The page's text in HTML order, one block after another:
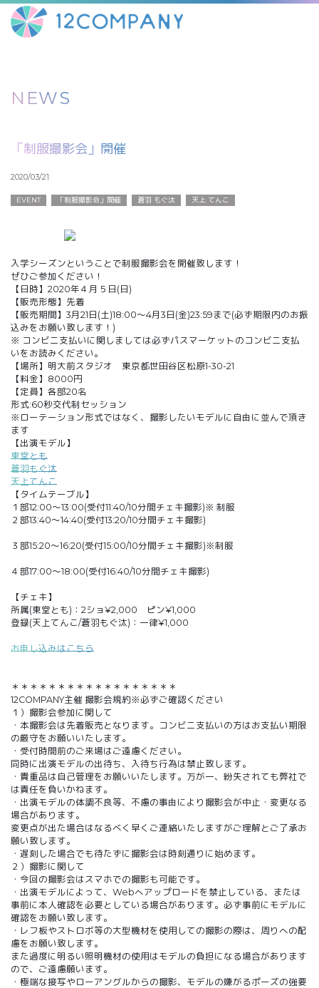
NEWS
「制服撮影会」開催
2020/03/21
EVENT 「制服撮影会」開催 蒼羽 もぐ汰 天上 てんこ
入学シーズンということで制服撮影会を開催致します！
ぜひご参加ください！
【日時】2020年４月５日(日)
【販売形態】先着
【販売期間】3月21日(土)18:00～4月3日(金)23:59まで(必ず期限内のお振
込みをお願い致します！)
※ コンビニ支払いに関しましては必ずパスマーケットのコンビニ支払
いをお読みください。
【場所】明大前スタジオ 東京都世田谷区松原1-30-21
【料金】8000円
【定員】各部20名
形式:60秒交代制セッション
※ローテーション形式ではなく、撮影したいモデルに自由に並んで頂き
ます
【出演モデル】
東堂とも
蒼羽もぐ汰
天上てんこ
【タイムテーブル】
１部12:00～13:00(受付11:40/10分間チェキ撮影)※ 制服
２部13:40～14:40(受付13:20/10分間チェキ撮影)
３部15:20～16:20(受付15:00/10分間チェキ撮影)※制服
４部17:00～18:00(受付16:40/10分間チェキ撮影)
【チェキ】
所属(東堂とも)：2ショ¥2,000 ピン¥1,000
登録(天上てんこ/蒼羽もぐ汰)：一律¥1,000
お申し込みはこちら
＊＊＊＊＊＊＊＊＊＊＊＊＊＊＊＊＊＊
12COMPANY主催 撮影会規約※必ずご確認ください
１）撮影会参加に関して
・本撮影会は先着販売となります。コンビニ支払いの方はお支払い期限
の厳守をお願いいたします。
・受付時間前のご来場はご遠慮ください。
同時に出演モデルの出待ち、入待ち行為は禁止致します。
・貴重品は自己管理をお願いいたします。万が一、紛失されても弊社で
は責任を負いかねます。
・出演モデルの体調不良等、不慮の事由により撮影会が中止・変更なる
場合があります。
変更点が出た場合はなるべく早くご連絡いたしますがご理解とご了承お
願い致します。
・遅刻した場合でも待たずに撮影会は時刻通りに始めます。
２）撮影に関して
・今回の撮影会はスマホでの撮影も可能です。
・出演モデルによって、Webへアップロードを禁止している、または
事前に本人確認を必要としている場合があります。必ず事前にモデルに
確認をお願い致します。
・レフ板やストロボ等の大型機材を使用しての撮影の際は、周りへの配
慮をお願い致します。
また過度に明るい照明機材の使用はモデルの負担になる場合があります
ので、ご遠慮願います。
・極端な接写やローアングルからの撮影、モデルの嫌がるポーズの強要